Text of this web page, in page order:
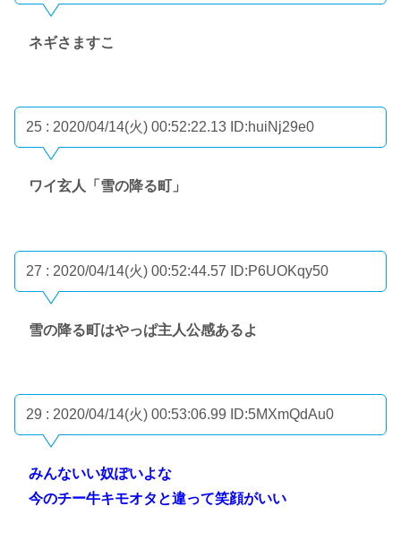
ネギさますこ
25 : 2020/04/14(火) 00:52:22.13 ID:huiNj29e0
ワイ玄人「雪の降る町」
27 : 2020/04/14(火) 00:52:44.57 ID:P6UOKqy50
雪の降る町はやっぱ主人公感あるよ
29 : 2020/04/14(火) 00:53:06.99 ID:5MXmQdAu0
みんないい奴ぽいよな
今のチー牛キモオタと違って笑顔がいい